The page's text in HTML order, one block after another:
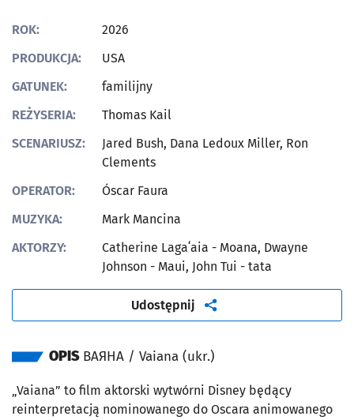
ROK:
2026
PRODUKCJA:
USA
GATUNEK:
familijny
REŻYSERIA:
Thomas Kail
SCENARIUSZ:
Jared Bush, Dana Ledoux Miller, Ron
Clements
OPERATOR:
Óscar Faura
MUZYKA:
Mark Mancina
AKTORZY:
Catherine Lagaʻaia - Moana, Dwayne
Johnson - Maui, John Tui - tata
Udostępnij artykuł
OPIS ВАЯНА / Vaiana (ukr.)
„Vaiana” to film aktorski wytwórni Disney będący
reinterpretacją nominowanego do Oscara animowanego